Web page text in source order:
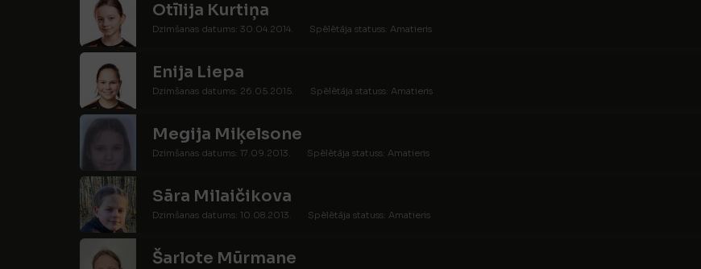
Otīlija Kurtiņa
Dzimšanas datums: 30.04.2014. Spēlētāja statuss: Amatieris
Enija Liepa
Dzimšanas datums: 26.05.2015. Spēlētāja statuss: Amatieris
Megija Miķelsone
Dzimšanas datums: 17.09.2013. Spēlētāja statuss: Amatieris
Sāra Milaičikova
Dzimšanas datums: 10.08.2013. Spēlētāja statuss: Amatieris
Šarlote Mūrmane